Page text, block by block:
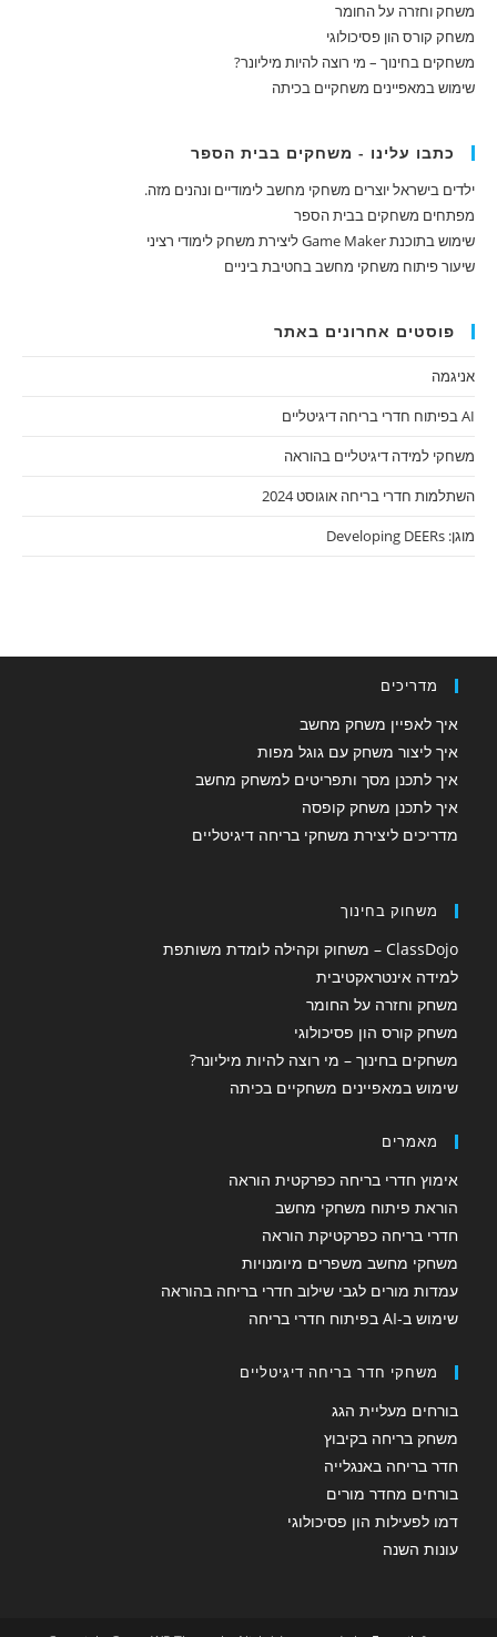
משחק וחזרה על החומר
משחק קורס הון פסיכולוגי
משחקים בחינוך – מי רוצה להיות מיליונר?
שימוש במאפיינים משחקיים בכיתה
כתבו עלינו - משחקים בבית הספר
ילדים בישראל יוצרים משחקי מחשב לימודיים ונהנים מזה.
מפתחים משחקים בבית הספר
שימוש בתוכנת Game Maker ליצירת משחק לימודי רציני
שיעור פיתוח משחקי מחשב בחטיבת ביניים
פוסטים אחרונים באתר
אניגמה
AI בפיתוח חדרי בריחה דיגיטליים
משחקי למידה דיגיטליים בהוראה
השתלמות חדרי בריחה אוגוסט 2024
מוגן: Developing DEERs
מדריכים
איך לאפיין משחק מחשב
איך ליצור משחק עם גוגל מפות
איך לתכנן מסך ותפריטים למשחק מחשב
איך לתכנן משחק קופסה
מדריכים ליצירת משחקי בריחה דיגיטליים
משחוק בחינוך
ClassDojo – משחוק וקהילה לומדת משותפת
למידה אינטראקטיבית
משחק וחזרה על החומר
משחק קורס הון פסיכולוגי
משחקים בחינוך – מי רוצה להיות מיליונר?
שימוש במאפיינים משחקיים בכיתה
מאמרים
אימוץ חדרי בריחה כפרקטית הוראה
הוראת פיתוח משחקי מחשב
חדרי בריחה כפרקטיקת הוראה
משחקי מחשב משפרים מיומנויות
עמדות מורים לגבי שילוב חדרי בריחה בהוראה
שימוש ב-AI בפיתוח חדרי בריחה
משחקי חדר בריחה דיגיטליים
בורחים מעליית הגג
משחק בריחה בקיבוץ
חדר בריחה באנגלייה
בורחים מחדר מורים
דמו לפעילות הון פסיכולוגי
עונות השנה